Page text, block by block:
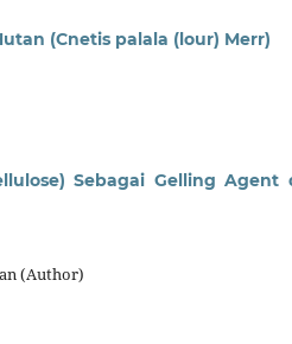
(Cnetis palala (lour) Merr)
Sebagai Gelling Agent
(Author)